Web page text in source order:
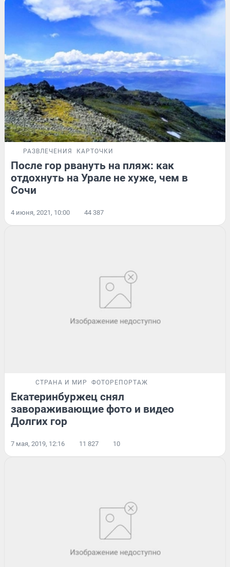
РАЗВЛЕЧЕНИЯ КАРТОЧКИ
После гор рвануть на пляж: как
отдохнуть на Урале не хуже, чем в
Сочи
4 июня, 2021, 10:00 44 387
СТРАНА И МИР ФОТОРЕПОРТАЖ
Екатеринбуржец снял
завораживающие фото и видео
Долгих гор
7 мая, 2019, 12:16 11 827 10